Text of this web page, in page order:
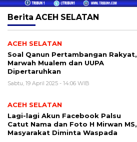
Berita ACEH SELATAN
ACEH SELATAN
Soal Qanun Pertambangan Rakyat,
Marwah Mualem dan UUPA
Dipertaruhkan
Sabtu, 19 April 2025 - 14:06 WIB
ACEH SELATAN
Lagi-lagi Akun Facebook Palsu
Catut Nama dan Foto H Mirwan MS,
Masyarakat Diminta Waspada